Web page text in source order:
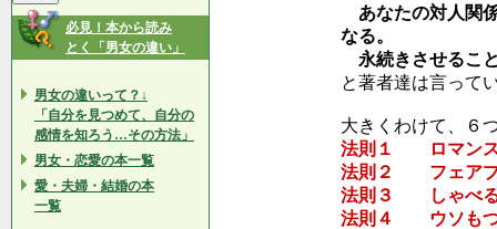
必見！本から読み
とく「男女の違い」
男女の違いって？↓
「自分を見つめて、自分の
感情を知ろう…その方法」
男女・恋愛の本一覧
愛・夫婦・結婚の本
一覧
あなたの対人関
なる。
永続きさせるこ
と著者達は言って
大きくわけて、６
法則１ ロマンス
法則２ フェアプ
法則３ しゃべる
法則４ ウソも